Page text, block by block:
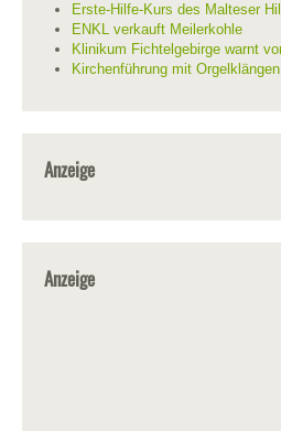
Erste-Hilfe-Kurs des Malteser
ENKL verkauft Meilerkohle
Klinikum Fichtelgebirge warnt
Kirchenführung mit
Anzeige
Anzeige